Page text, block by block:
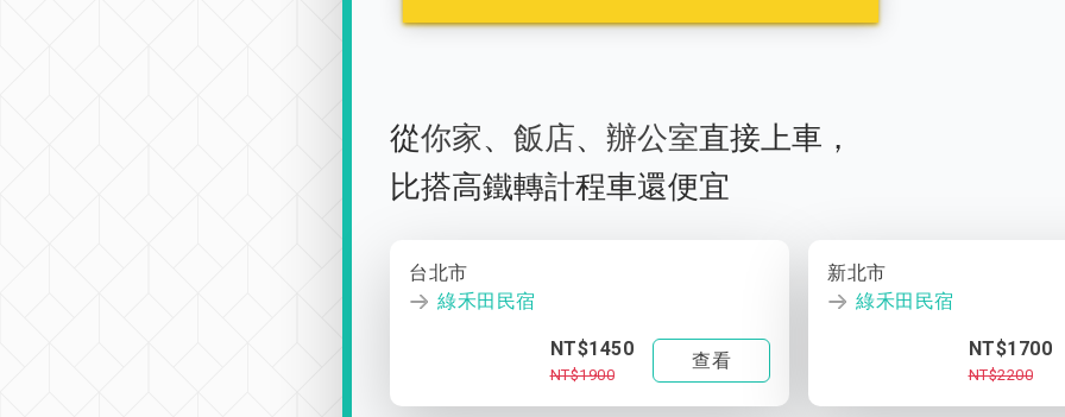
從你家、 飯店、 辦公室直接上車，
比搭高鐵轉計程車還便宜
台北市
綠禾田民宿
NT$1450
NT$1900
查看
新北市
綠禾田民宿
NT$1700
NT$2200